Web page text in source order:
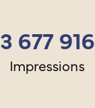
3 677 916
Impressions